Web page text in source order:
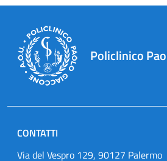
Policlinico
CONTATTI
Via del Vespro 129, 90127 Palermo